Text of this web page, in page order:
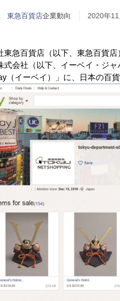
東急百貨店企業動向 2020年
東急百貨店（以下、東急百貨
式会社（以下、イーベイ・ジ
（イーベイ）」に、日本の百